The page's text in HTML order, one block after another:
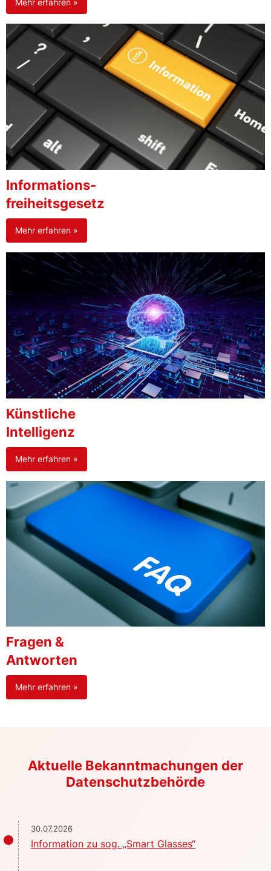
Informations-
freiheitsgesetz
Mehr erfahren »
Künstliche
Intelligenz
Mehr erfahren »
Fragen &
Antworten
Mehr erfahren »
Aktuelle Bekanntmachungen der
Datenschutzbehörde
30.07.2026
Information zu sog. „Smart Glasses“